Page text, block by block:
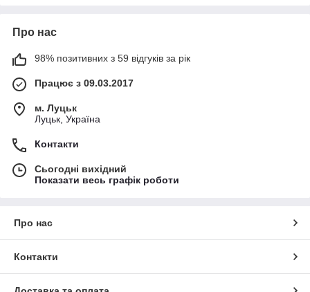
Про нас
98% позитивних з 59 відгуків за рік
Працює з 09.03.2017
м. Луцьк
Луцьк, Україна
Контакти
Сьогодні вихідний
Показати весь графік роботи
Про нас
Контакти